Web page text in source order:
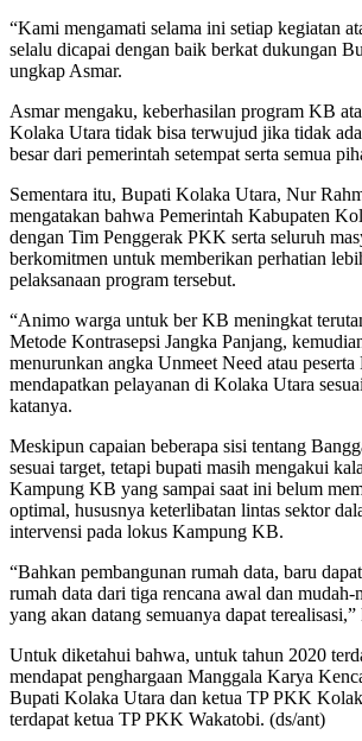
“Kami mengamati selama ini setiap kegiatan
selalu dicapai dengan baik berkat dukungan
ungkap Asmar.
Asmar mengaku, keberhasilan program KB
Kolaka Utara tidak bisa terwujud jika tidak
besar dari pemerintah setempat serta semua
Sementara itu, Bupati Kolaka Utara, Nur
mengatakan bahwa Pemerintah Kabupaten
dengan Tim Penggerak PKK serta seluruh
berkomitmen untuk memberikan perhatian
pelaksanaan program tersebut.
“Animo warga untuk ber KB meningkat
Metode Kontrasepsi Jangka Panjang,
menurunkan angka Unmeet Need atau
mendapatkan pelayanan di Kolaka Utara
katanya.
Meskipun capaian beberapa sisi tentang
sesuai target, tetapi bupati masih mengakui
Kampung KB yang sampai saat ini belum
optimal, hususnya keterlibatan lintas sektor
intervensi pada lokus Kampung KB.
“Bahkan pembangunan rumah data, baru
rumah data dari tiga rencana awal dan mudah-
yang akan datang semuanya dapat terealisasi,”
Untuk diketahui bahwa, untuk tahun 2020
mendapat penghargaan Manggala Karya
Bupati Kolaka Utara dan ketua TP PKK
terdapat ketua TP PKK Wakatobi. (ds/ant)